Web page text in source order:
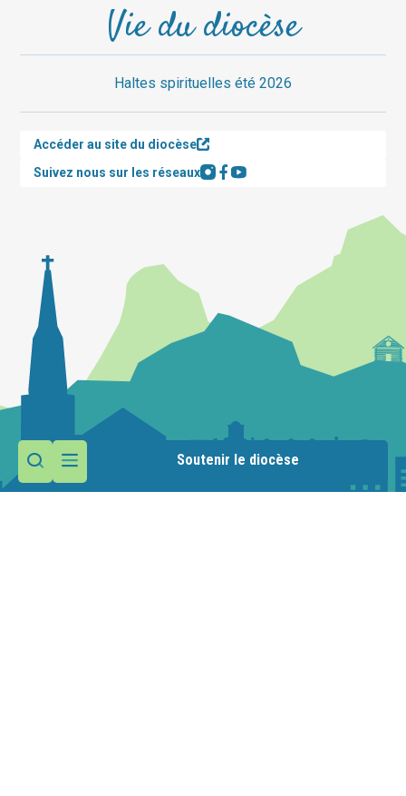
Soutenir le diocèse
Vie du diocèse
Haltes spirituelles été 2026
Accéder au site du diocèse
Suivez nous sur les réseaux